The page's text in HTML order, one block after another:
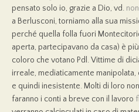
pensato solo io, grazie a Dio, vd.
a Berlusconi, torniamo alla sua
perché quella folla fuori
aperta, partecipavano da casa) è
coloro che votano Pdl. Vittime di
irreale, mediaticamente
e quindi inesistente. Molti di loro
faranno i conti a breve con il lavoro